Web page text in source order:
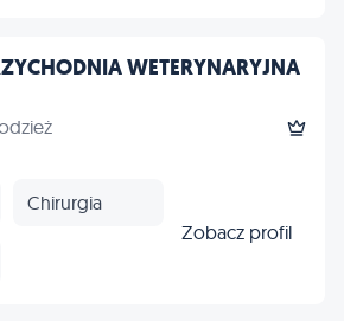
WETERYNARYJNA
Chirurgia
Zobacz profil